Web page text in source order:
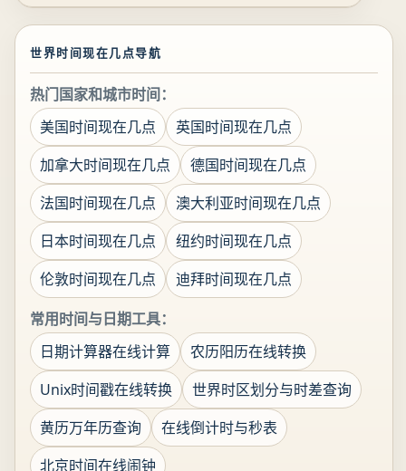
世界时间现在几点导航
热门国家和城市时间：
美国时间现在几点
英国时间现在几点
加拿大时间现在几点
德国时间现在几点
法国时间现在几点
澳大利亚时间现在几点
日本时间现在几点
纽约时间现在几点
伦敦时间现在几点
迪拜时间现在几点
常用时间与日期工具：
日期计算器在线计算
农历阳历在线转换
Unix时间戳在线转换
世界时区划分与时差查询
黄历万年历查询
在线倒计时与秒表
北京时间在线闹钟